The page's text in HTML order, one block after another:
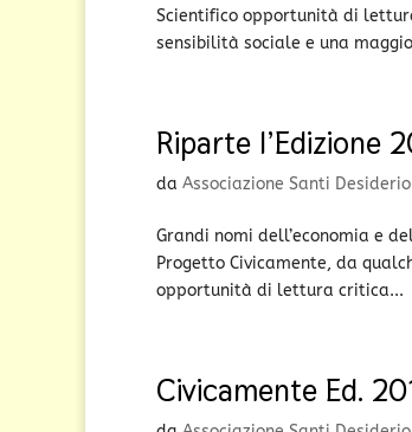
Scientifico opportunità di
sensibilità sociale e una
Riparte l’Edizione
da Associazione Santi
Grandi nomi dell’economia e
Progetto Civicamente, da
opportunità di lettura critica...
Civicamente Ed.